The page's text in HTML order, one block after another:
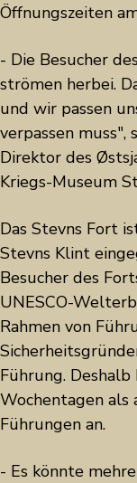
Öffnungszeiten
- Die Besucher
strömen herbei.
und wir passen
verpassen
Direktor des
Kriegs-Museum
Das Stevns Fort
Stevns Klint
Besucher des
UNESCO-
Rahmen von
Führung.
Wochentagen als
Führungen an.
- Es könnte